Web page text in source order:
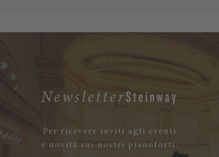
NewsletterSteinway
Per ricevere inviti agli eventi
e novità sui nostri pianoforti: